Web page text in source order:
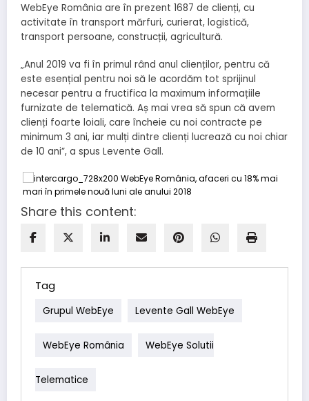
WebEye România are în prezent 1687 de clienți, cu
activitate în transport mărfuri, curierat, logistică,
transport persoane, construcții, agricultură.
„Anul 2019 va fi în primul rând anul clienților, pentru că
este esențial pentru noi să le acordăm tot sprijinul
necesar pentru a fructifica la maximum informațiile
furnizate de telematică. Aș mai vrea să spun că avem
clienți foarte loiali, care încheie cu noi contracte pe
minimum 3 ani, iar mulți dintre clienți lucrează cu noi chiar
de 10 ani”, a spus Levente Gall.
Share this content:
Tag
Grupul WebEye Levente Gall WebEye
WebEye România WebEye Solutii
Telematice